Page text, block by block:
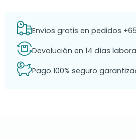
Envíos gratis en pedidos
Devolución en 14 días
Pago 100% seguro